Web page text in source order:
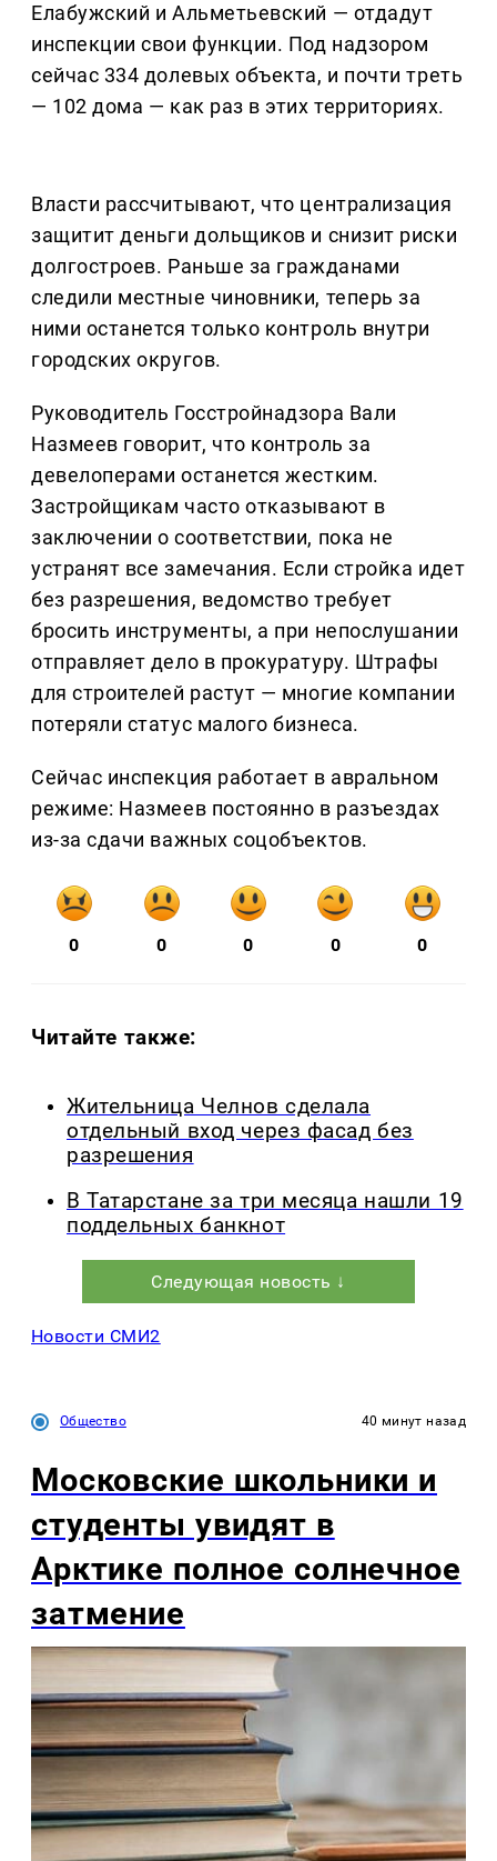
Елабужский и Альметьевский — отдадут
инспекции свои функции. Под надзором
сейчас 334 долевых объекта, и почти треть
— 102 дома — как раз в этих территориях.
Власти рассчитывают, что централизация
защитит деньги дольщиков и снизит риски
долгостроев. Раньше за гражданами
следили местные чиновники, теперь за
ними останется только контроль внутри
городских округов.
Руководитель Госстройнадзора Вали
Назмеев говорит, что контроль за
девелоперами останется жестким.
Застройщикам часто отказывают в
заключении о соответствии, пока не
устранят все замечания. Если стройка идет
без разрешения, ведомство требует
бросить инструменты, а при непослушании
отправляет дело в прокуратуру. Штрафы
для строителей растут — многие компании
потеряли статус малого бизнеса.
Сейчас инспекция работает в авральном
режиме: Назмеев постоянно в разъездах
из-за сдачи важных соцобъектов.
0 0 0 0 0
Читайте также:
Жительница Челнов сделала
отдельный вход через фасад без
разрешения
В Татарстане за три месяца нашли 19
поддельных банкнот
Следующая новость ↓
Новости СМИ2
Общество 40 минут назад
Московские школьники и
студенты увидят в
Арктике полное солнечное
затмение